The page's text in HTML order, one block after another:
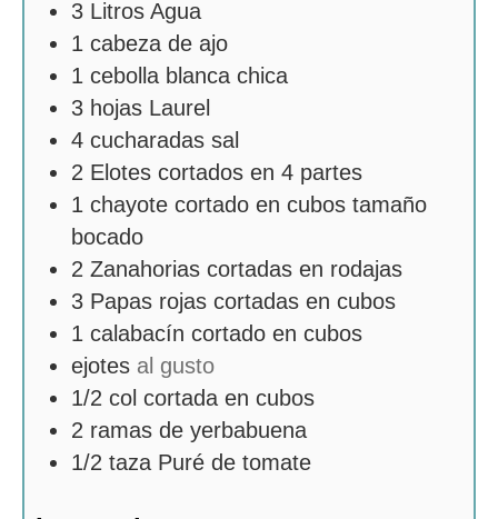
3 Litros Agua
1 cabeza de ajo
1 cebolla blanca chica
3 hojas Laurel
4 cucharadas sal
2 Elotes cortados en 4 partes
1 chayote cortado en cubos tamaño
bocado
2 Zanahorias cortadas en rodajas
3 Papas rojas cortadas en cubos
1 calabacín cortado en cubos
ejotes al gusto
1/2 col cortada en cubos
2 ramas de yerbabuena
1/2 taza Puré de tomate